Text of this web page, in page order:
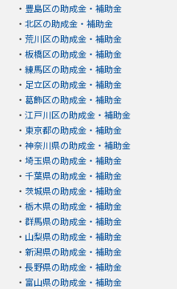
・ 豊島区の助成金・補助金
・ 北区の助成金・補助金
・ 荒川区の助成金・補助金
・ 板橋区の助成金・補助金
・ 練馬区の助成金・補助金
・ 足立区の助成金・補助金
・ 葛飾区の助成金・補助金
・ 江戸川区の助成金・補助金
・ 東京都の助成金・補助金
・ 神奈川県の助成金・補助金
・ 埼玉県の助成金・補助金
・ 千葉県の助成金・補助金
・ 茨城県の助成金・補助金
・ 栃木県の助成金・補助金
・ 群馬県の助成金・補助金
・ 山梨県の助成金・補助金
・ 新潟県の助成金・補助金
・ 長野県の助成金・補助金
・ 富山県の助成金・補助金